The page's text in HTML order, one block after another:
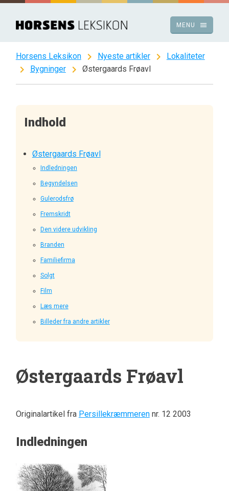
Spring
indhold
menu
MENU
Horsens Leksikon chevron_right Nyeste artikler chevron_right Lokaliteter
chevron_right Bygninger chevron_right Østergaards Frøavl
Indhold
Østergaards Frøavl
Indledningen
Begyndelsen
Gulerodsfrø
Fremskridt
Den videre udvikling
Branden
Familiefirma
Solgt
Film
Læs mere
Billeder fra andre artikler
Østergaards Frøavl
Originalartikel fra Persillekræmmerennr. 12 2003
Indledningen